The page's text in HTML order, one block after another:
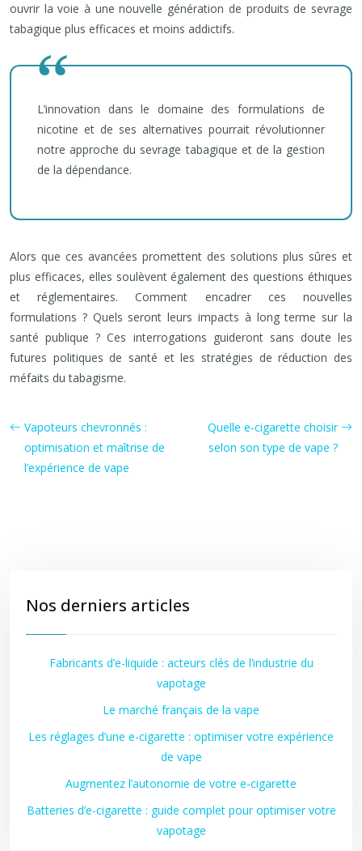
ouvrir la voie à une nouvelle génération de produits de sevrage
tabagique plus efficaces et moins addictifs.
L’innovation dans le domaine des formulations de
nicotine et de ses alternatives pourrait révolutionner
notre approche du sevrage tabagique et de la gestion
de la dépendance.
Alors que ces avancées promettent des solutions plus sûres et
plus efficaces, elles soulèvent également des questions éthiques
et réglementaires. Comment encadrer ces nouvelles
formulations ? Quels seront leurs impacts à long terme sur la
santé publique ? Ces interrogations guideront sans doute les
futures politiques de santé et les stratégies de réduction des
méfaits du tabagisme.
Vapoteurs chevronnés :
optimisation et maîtrise de
l’expérience de vape
Quelle e-cigarette choisir
selon son type de vape ?
Nos derniers articles
Fabricants d’e-liquide : acteurs clés de l’industrie du
vapotage
Le marché français de la vape
Les réglages d’une e-cigarette : optimiser votre expérience
de vape
Augmentez l’autonomie de votre e-cigarette
Batteries d’e-cigarette : guide complet pour optimiser votre
vapotage